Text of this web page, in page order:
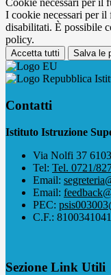
Cookie necessari per il
I cookie necessari per il
disabilitati. È possibile
policy.
Accetta tutti Salva le
Contatti
Istituto Istruzione
Via Nolfi 37
Tel: Tel. 0721/
Email:
Email:
PEC:
C.F.:
Sezione Link Utili